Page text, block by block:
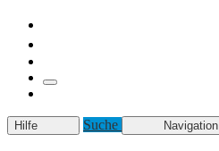
Hilfe Suche Navigation